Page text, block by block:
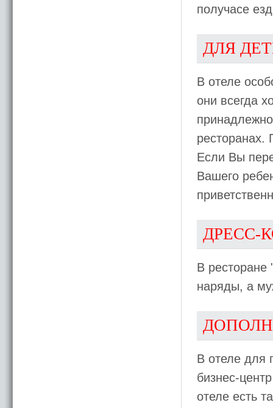
получасе
ДЛЯ
В отеле
они всегда
ресторанах.
Если Вы
Вашего
ДРЕСС-
В ресторане
наряды, а
В отеле для
бизнес-
отеле есть